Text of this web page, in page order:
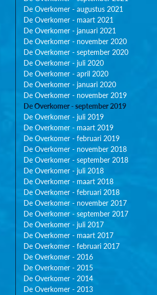
De Overkomer - augustus 2021
De Overkomer - maart 2021
De Overkomer - januari 2021
De Overkomer - november 2020
De Overkomer - september 2020
De Overkomer - juli 2020
De Overkomer - april 2020
De Overkomer - januari 2020
De Overkomer - november 2019
De Overkomer - september 2019
De Overkomer - juli 2019
De Overkomer - maart 2019
De Overkomer - februari 2019
De Overkomer - november 2018
De Overkomer - september 2018
De Overkomer - juli 2018
De Overkomer - maart 2018
De Overkomer - februari 2018
De Overkomer - november 2017
De Overkomer - september 2017
De Overkomer - juli 2017
De Overkomer - maart 2017
De Overkomer - februari 2017
De Overkomer - 2016
De Overkomer - 2015
De Overkomer - 2014
De Overkomer - 2013